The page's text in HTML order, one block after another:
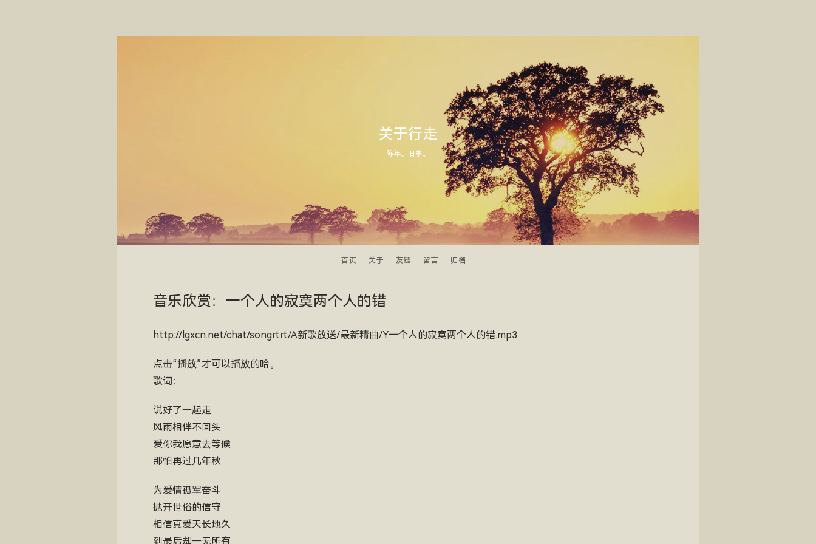
关于行走
陈年。旧事。
首页 关于 友链 留言 归档
音乐欣赏：一个人的寂寞两个人的错
http://lgxcn.net/chat/songrtrt/A新歌放送/最新精曲/Y一个人的寂寞两个人的错.mp3
点击“播放”才可以播放的哈。
歌词：
说好了一起走
风雨相伴不回头
爱你我愿意去等候
那怕再过几年秋
为爱情孤军奋斗
抛开世俗的信守
相信真爱天长地久
到最后却一无所有